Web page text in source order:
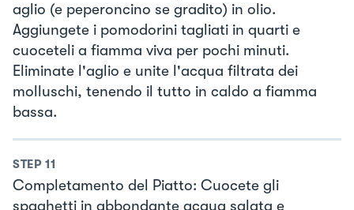
aglio (e peperoncino se gradito) in olio.
Aggiungete i pomodorini tagliati in quarti e
cuoceteli a fiamma viva per pochi minuti.
Eliminate l'aglio e unite l'acqua filtrata dei
molluschi, tenendo il tutto in caldo a fiamma
bassa.
STEP 11
Completamento del Piatto: Cuocete gli
spaghetti in abbondante acqua salata e